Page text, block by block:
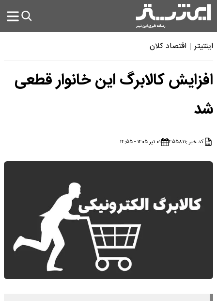
اینتیتر اقتصاد کلان
افزایش کالابرگ این خانوار قطعی
شد
کد خبر :۴۵۵۸۱۱ ۰۱ تیر ۱۴۰۵ - ۱۴:۵۵